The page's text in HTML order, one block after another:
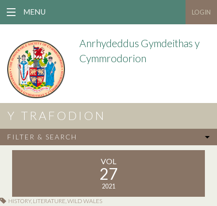
MENU LOGIN
Anrhydeddus Gymdeithas y
Cymmrodorion
Y TRAFODION
FILTER & SEARCH
VOL
27
2021
HISTORY, LITERATURE WILD WALES